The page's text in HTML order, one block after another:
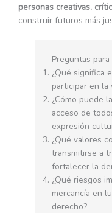
personas creativas,
construir futuros más
Preguntas
¿Qué significa
participar en la
¿Cómo puede
acceso de
expresión
¿Qué valores
transmitirse a
fortalecer la
¿Qué riesgos
mercancía en
derecho?